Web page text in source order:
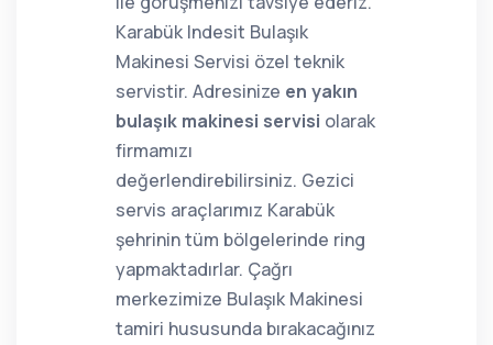
Karabük Indesit Bulaşık
Makinesi Servisi özel teknik
servistir. Adresinize en yakın
bulaşık makinesi servisi olarak
firmamızı
değerlendirebilirsiniz. Gezici
servis araçlarımız Karabük
şehrinin tüm bölgelerinde ring
yapmaktadırlar. Çağrı
merkezimize Bulaşık Makinesi
tamiri hususunda bırakacağınız